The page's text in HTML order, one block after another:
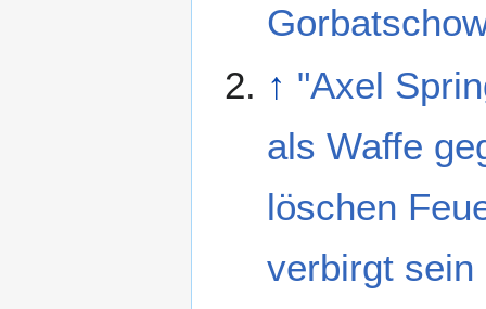
↑ "Axel
als Waffe
löschen
verbirgt sein